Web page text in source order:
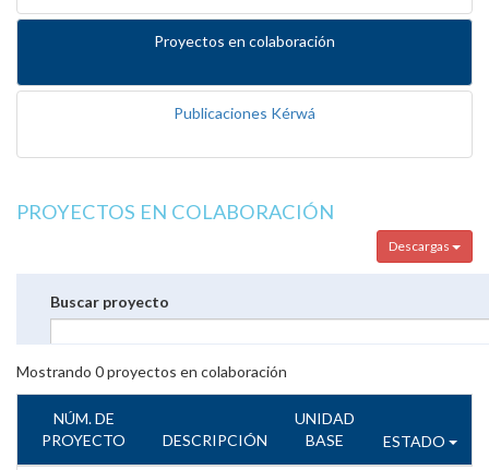
Proyectos en colaboración
Publicaciones Kérwá
PROYECTOS EN COLABORACIÓN
Descargas
Buscar proyecto
Mostrando 0proyectos en colaboración
NÚM. DE
PROYECTO
DESCRIPCIÓN
UNIDAD
BASE
ESTADO